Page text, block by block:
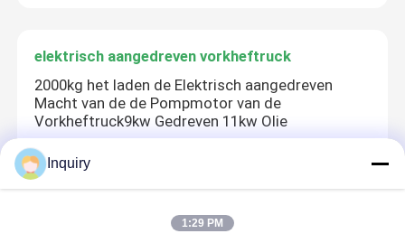
elektrisch aangedreven vorkheftruck
2000kg het laden de Elektrisch aangedreven
Macht van de de Pompmotor van de
Vorkheftruck9kw Gedreven 11kw Olie
2.0m3 Bucket Telescopic Handler Wheel Loader
Inquiry
1:29 PM